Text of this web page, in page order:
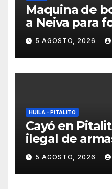
Maquina de
a Neiva para
asistencia en
emergencias
por el
5 AGOSTO, 2026
HUILA - PITALITO
Cayó en
ilegal de
tráfico de
5 AGOSTO, 2026